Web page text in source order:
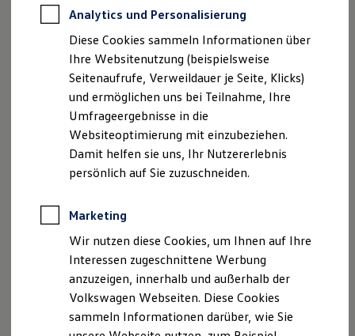
Professional Class bei Volkswagen
Behörden
Direktkunden
Sonderfahrzeuge
Anpfiff zum Gewinn
Elektromobilität
Elektroautos
ID. Tutorials
Elektrofahrzeugkonzepte
ID. EVERY1
Reichweite
Rekuperation
Laden unterwegs
Laden Zuhause
Ladestationen finden
Ladezeitensimulator
Batterie
Sicherheit
Fahrzeugangebot anfordern
Servicetermin buchen
Serviceanfrage stellen
Ihre Ansprechpartnerbei Auto
Senger Eutin
Analytics und Personalisierung
Diese Cookies sammeln Informationen über
Ihre Websitenutzung (beispielsweise
Seitenaufrufe, Verweildauer je Seite, Klicks)
und ermöglichen uns bei Teilnahme, Ihre
Umfrageergebnisse in die
Websiteoptimierung mit einzubeziehen.
Damit helfen sie uns, Ihr Nutzererlebnis
persönlich auf Sie zuzuschneiden.
Marketing
Wir nutzen diese Cookies, um Ihnen auf Ihre
Interessen zugeschnittene Werbung
anzuzeigen, innerhalb und außerhalb der
Volkswagen Webseiten. Diese Cookies
sammeln Informationen darüber, wie Sie